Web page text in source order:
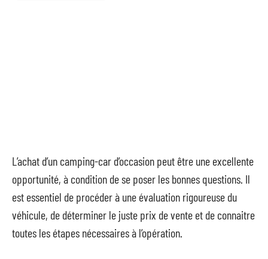
L’achat d’un camping-car d’occasion peut être une excellente
opportunité, à condition de se poser les bonnes questions. Il
est essentiel de procéder à une évaluation rigoureuse du
véhicule, de déterminer le juste prix de vente et de connaitre
toutes les étapes nécessaires à l’opération.